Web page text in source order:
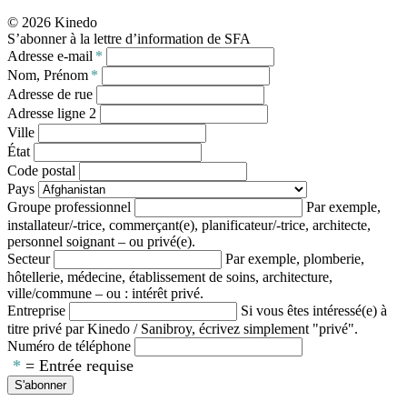
© 2026 Kinedo
S’abonner à la lettre d’information de SFA
Adresse e-mail *
Nom, Prénom *
Adresse de rue
Adresse ligne 2
Ville
État
Code postal
Pays
Groupe professionnel
Par exemple,
installateur/-trice, commerçant(e), planificateur/-trice, architecte,
personnel soignant – ou privé(e).
Secteur
Par exemple, plomberie,
hôtellerie, médecine, établissement de soins, architecture,
ville/commune – ou : intérêt privé.
Entreprise
Si vous êtes intéressé(e) à
titre privé par Kinedo / Sanibroy, écrivez simplement "privé".
Numéro de téléphone
* = Entrée requise